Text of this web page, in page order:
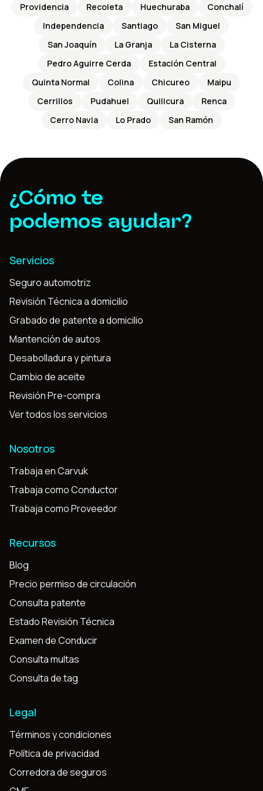
Providencia
Recoleta Huechuraba
Conchalí
Independencia
Santiago
San Miguel
San Joaquín
La Granja
La Cisterna
Pedro Aguirre Cerda
Estación Central
Quinta Normal
Colina Chicureo
Maipu
Cerrillos
Pudahuel Quilicura
Renca
Cerro Navia
Lo Prado San Ramón
¿Cómo te
podemos ayudar?
Servicios
Seguro automotriz
Revisión Técnica a domicilio
Grabado de patente a domicilio
Mantención de autos
Desabolladura y pintura
Cambio de aceite
Revisión Pre-compra
Ver todos los servicios
Nosotros
Trabaja en Carvuk
Trabaja como Conductor
Trabaja como Proveedor
Recursos
Blog
Precio permiso de circulación
Consulta patente
Estado Revisión Técnica
Examen de Conducir
Consulta multas
Consulta de tag
Legal
Términos y condiciones
Política de privacidad
Corredora de seguros